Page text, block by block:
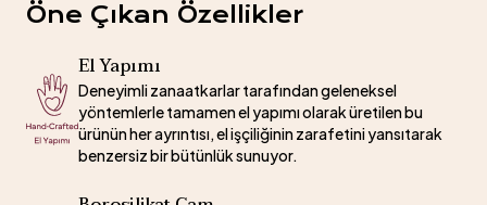
Öne Çıkan Özellikler
El Yapımı
Deneyimli zanaatkarlar tarafından geleneksel
yöntemlerle tamamen el yapımı olarak üretilen bu
ürünün her ayrıntısı, el işçiliğinin zarafetini yansıtarak
benzersiz bir bütünlük sunuyor.